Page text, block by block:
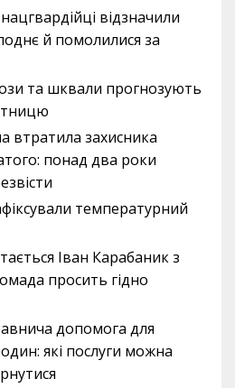
відзначили
й помолилися за
та шквали прогнозують
втратила захисника
понад два роки
температурний
Іван Карабаник з
просить гідно
допомога для
які послуги можна